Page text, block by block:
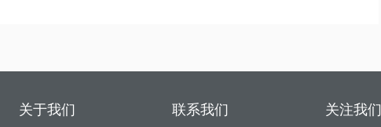
关于我们 联系我们 关注我们